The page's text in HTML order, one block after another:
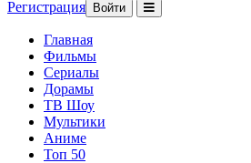
Регистрация Войти
Главная
Фильмы
Сериалы
Дорамы
ТВ Шоу
Мультики
Аниме
Топ 50